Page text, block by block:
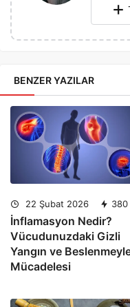
BENZER YAZILAR
22 Şubat 2026 380
İnflamasyon Nedir?
Vücudunuzdaki Gizli
Yangın ve
Mücadelesi